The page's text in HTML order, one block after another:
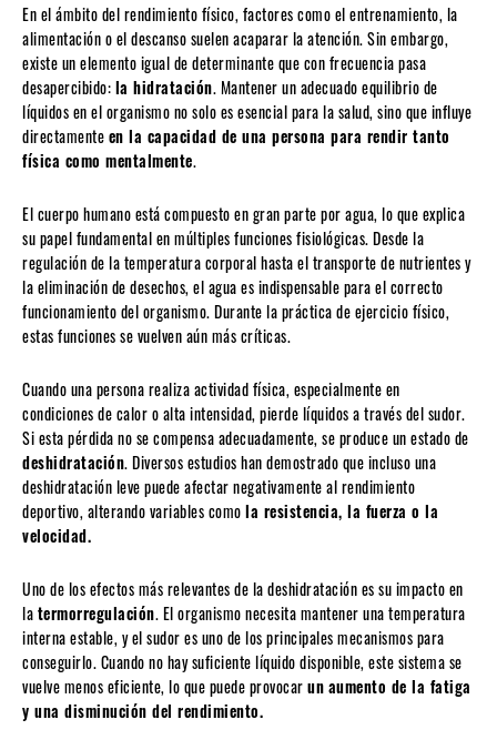
En el ámbito del rendimiento físico, factores como el entrenamiento, la
alimentación o el descanso suelen acaparar la atención. Sin embargo,
existe un elemento igual de determinante que con frecuencia pasa
desapercibido:la hidratación. Mantener un adecuado equilibrio de
líquidos en el organismo no solo es esencial para la salud, sino que influye
directamenteen la capacidad de una persona para rendir tanto
física como mentalmente.
El cuerpo humano está compuesto en gran parte por agua, lo que explica
su papel fundamental en múltiples funciones fisiológicas. Desde la
regulación de la temperatura corporal hasta el transporte de nutrientes y
la eliminación de desechos, el agua es indispensable para el correcto
funcionamiento del organismo. Durante la práctica de ejercicio físico,
estas funciones se vuelven aún más críticas.
Cuando una persona realiza actividad física, especialmente en
condiciones de calor o alta intensidad, pierde líquidos a través del sudor.
Si esta pérdida no se compensa adecuadamente, se produce un estado de
deshidratación. Diversos estudios han demostrado que incluso una
deshidratación leve puede afectar negativamente al rendimiento
deportivo, alterando variables comola resistencia, la fuerza o la
velocidad.
Uno de los efectos más relevantes de la deshidratación es su impacto en
latermorregulación. El organismo necesita mantener una temperatura
interna estable, y el sudor es uno de los principales mecanismos para
conseguirlo. Cuando no hay suficiente líquido disponible, este sistema se
vuelve menos eficiente, lo que puede provocarunaumento de la fatiga
y una disminución del rendimiento.